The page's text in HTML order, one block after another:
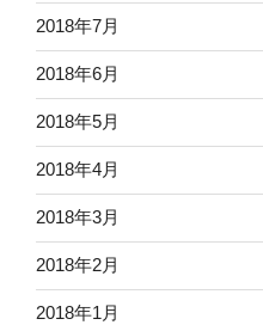
2018年7月
2018年6月
2018年5月
2018年4月
2018年3月
2018年2月
2018年1月